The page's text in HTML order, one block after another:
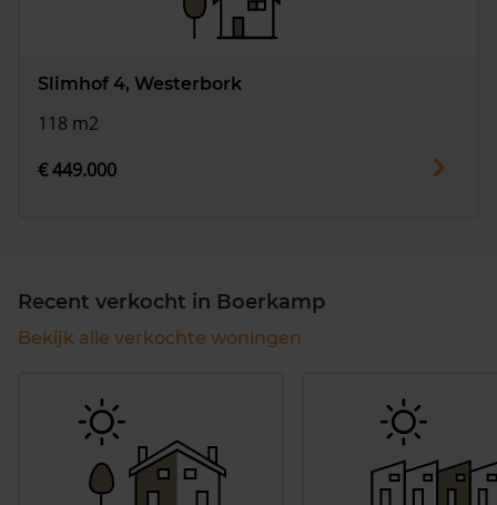
Slimhof 4, Westerbork
118 m2
€ 449.000
Recent verkocht in Boerkamp
Bekijk alle verkochte woningen